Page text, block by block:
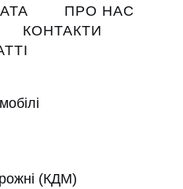
ПРО НАС
КОНТАКТИ
(КДМ)